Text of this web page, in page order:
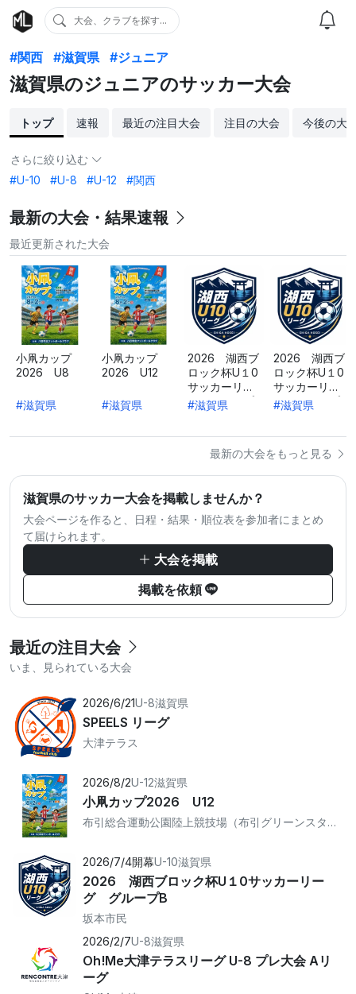
大会、クラブを探す...
#関西 #滋賀県 #ジュニア
滋賀県のジュニアのサッカー大会
トップ 速報 最近の注目大会 注目の大会 今後の大
さらに絞り込む
#U-10
#U-8 #U-12 #関西
最新の大会・結果速報
最近更新された大会
小凧カップ
2026 U8
#滋賀県
小凧カップ
2026 U12
#滋賀県
2026 湖西ブ
ロック杯U１0
サッカーリー
グ グループ
#滋賀県
2026 湖西ブ
ロック杯U１0
サッカーリー
グ グループ
C
#滋賀県
最新の大会をもっと見る
滋賀県のサッカー大会を掲載しませんか？
大会ページを作ると、日程・結果・順位表を参加者にまとめ
て届けられます。
大会を掲載
掲載を依頼
最近の注目大会
いま、見られている大会
2026/6/21U-8滋賀県
SPEELS リーグ
大津テラス
2026/8/2U-12滋賀県
小凧カップ2026 U12
布引総合運動公園陸上競技場（布引グリーンスタジアム）
2026/7/4開幕U-10滋賀県
2026 湖西ブロック杯U１0サッカーリー
グ グループB
坂本市民
2026/2/7U-8滋賀県
Oh!Me大津テラスリーグ U-8 プレ大会 Aリ
ーグ